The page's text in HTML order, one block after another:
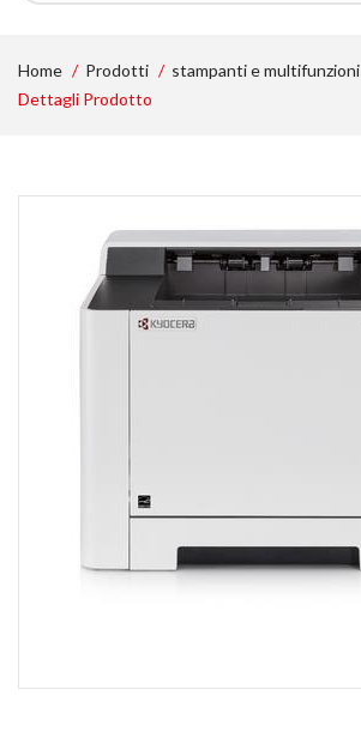
Home Prodotti stampanti e multifunzioni
Dettagli Prodotto